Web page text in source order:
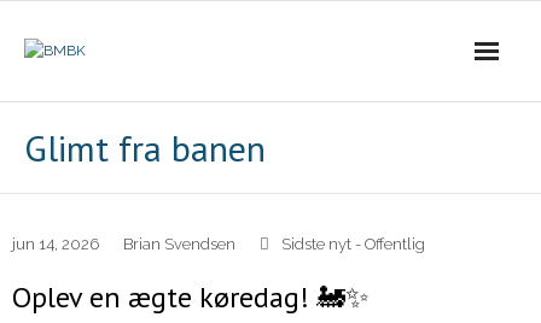
Glimt fra banen
jun 14, 2026 Brian Svendsen Sidste nyt - Offentlig
Oplev en ægte køredag! 🚂✨